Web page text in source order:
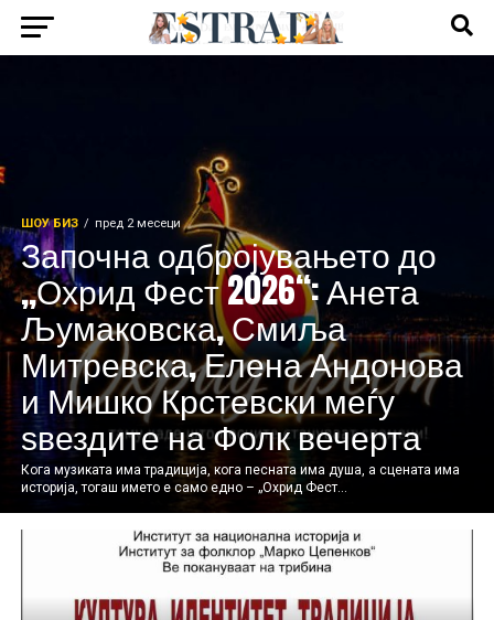
ШОУ БИЗ пред 2 месеци
Започна одбројувањето до
„Охрид Фест 2026“: Анета
Љумаковска, Смиља
Митревска, Елена Андонова
и Мишко Крстевски меѓу
ѕвездите на Фолк вечерта
Кога музиката има традиција, кога песната има душа, а сцената има
историја, тогаш името е само едно – „Охрид Фест...